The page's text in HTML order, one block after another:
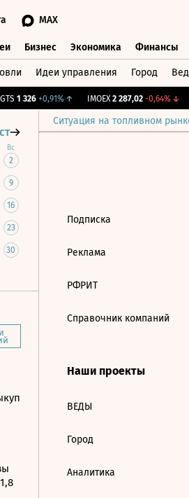
MAX
Бизнес Экономика Финансы
Идеи управления Город
1 326 +0,91%↑ IMOEX 2 287,02 -0,64%↓
Ситуация на топливном
Вс
2
9
16
23
30
Подписка
Реклама
РФРИТ
Справочник компаний
Наши проекты
ВЕДЫ
Город
Аналитика